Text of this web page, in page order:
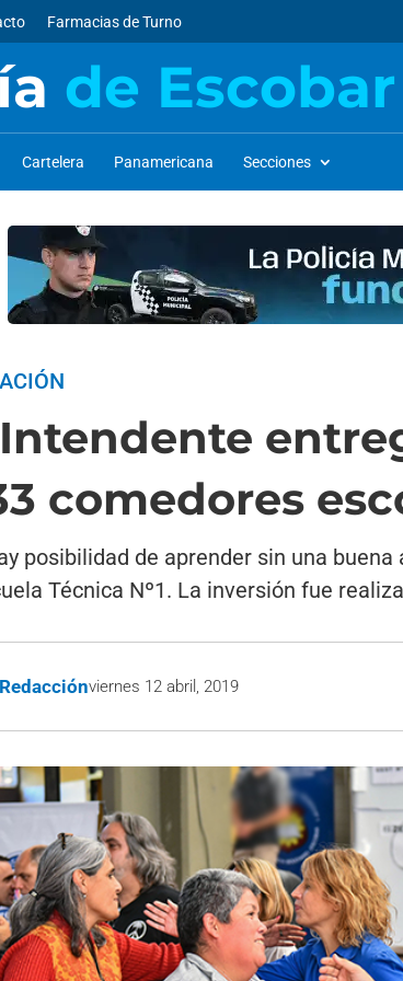
Farmacias de Turno
de Escobar
Cartelera Panamericana Secciones
comedores
posibilidad de aprender sin una
Técnica Nº1. La inversión fue
Redacciónviernes 12 abril, 2019